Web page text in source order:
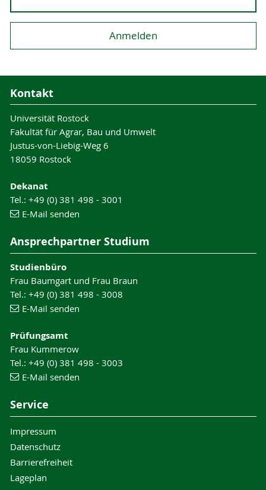
Kontakt
Universität Rostock
Fakultät für Agrar, Bau und Umwelt
Justus-von-Liebig-Weg 6
18059 Rostock
Dekanat
Tel.: +49 (0) 381 498 - 3001
E-Mail senden
Ansprechpartner Studium
Studienbüro
Frau Baumgart und Frau Braun
Tel.: +49 (0) 381 498 - 3008
E-Mail senden
Prüfungsamt
Frau Kummerow
Tel.: +49 (0) 381 498 - 3003
E-Mail senden
Service
Impressum
Datenschutz
Barrierefreiheit
Lageplan